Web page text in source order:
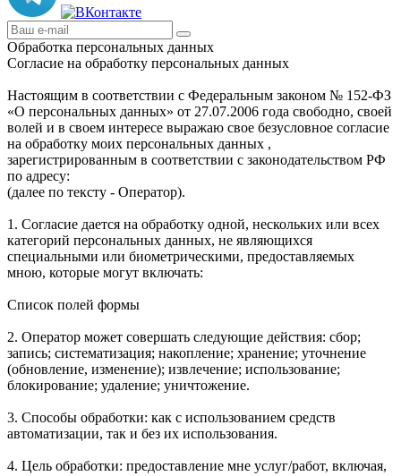
Обработка персональных данных
Согласие на обработку персональных данных
Настоящим в соответствии с Федеральным законом № 152-ФЗ
«О персональных данных» от 27.07.2006 года свободно, своей
волей и в своем интересе выражаю свое безусловное согласие
на обработку моих персональных данных ,
зарегистрированным в соответствии с законодательством РФ
по адресу:
(далее по тексту - Оператор).
1. Согласие дается на обработку одной, нескольких или всех
категорий персональных данных, не являющихся
специальными или биометрическими, предоставляемых
мною, которые могут включать:
Список полей формы
2. Оператор может совершать следующие действия: сбор;
запись; систематизация; накопление; хранение; уточнение
(обновление, изменение); извлечение; использование;
блокирование; удаление; уничтожение.
3. Способы обработки: как с использованием средств
автоматизации, так и без их использования.
4. Цель обработки: предоставление мне услуг/работ, включая,